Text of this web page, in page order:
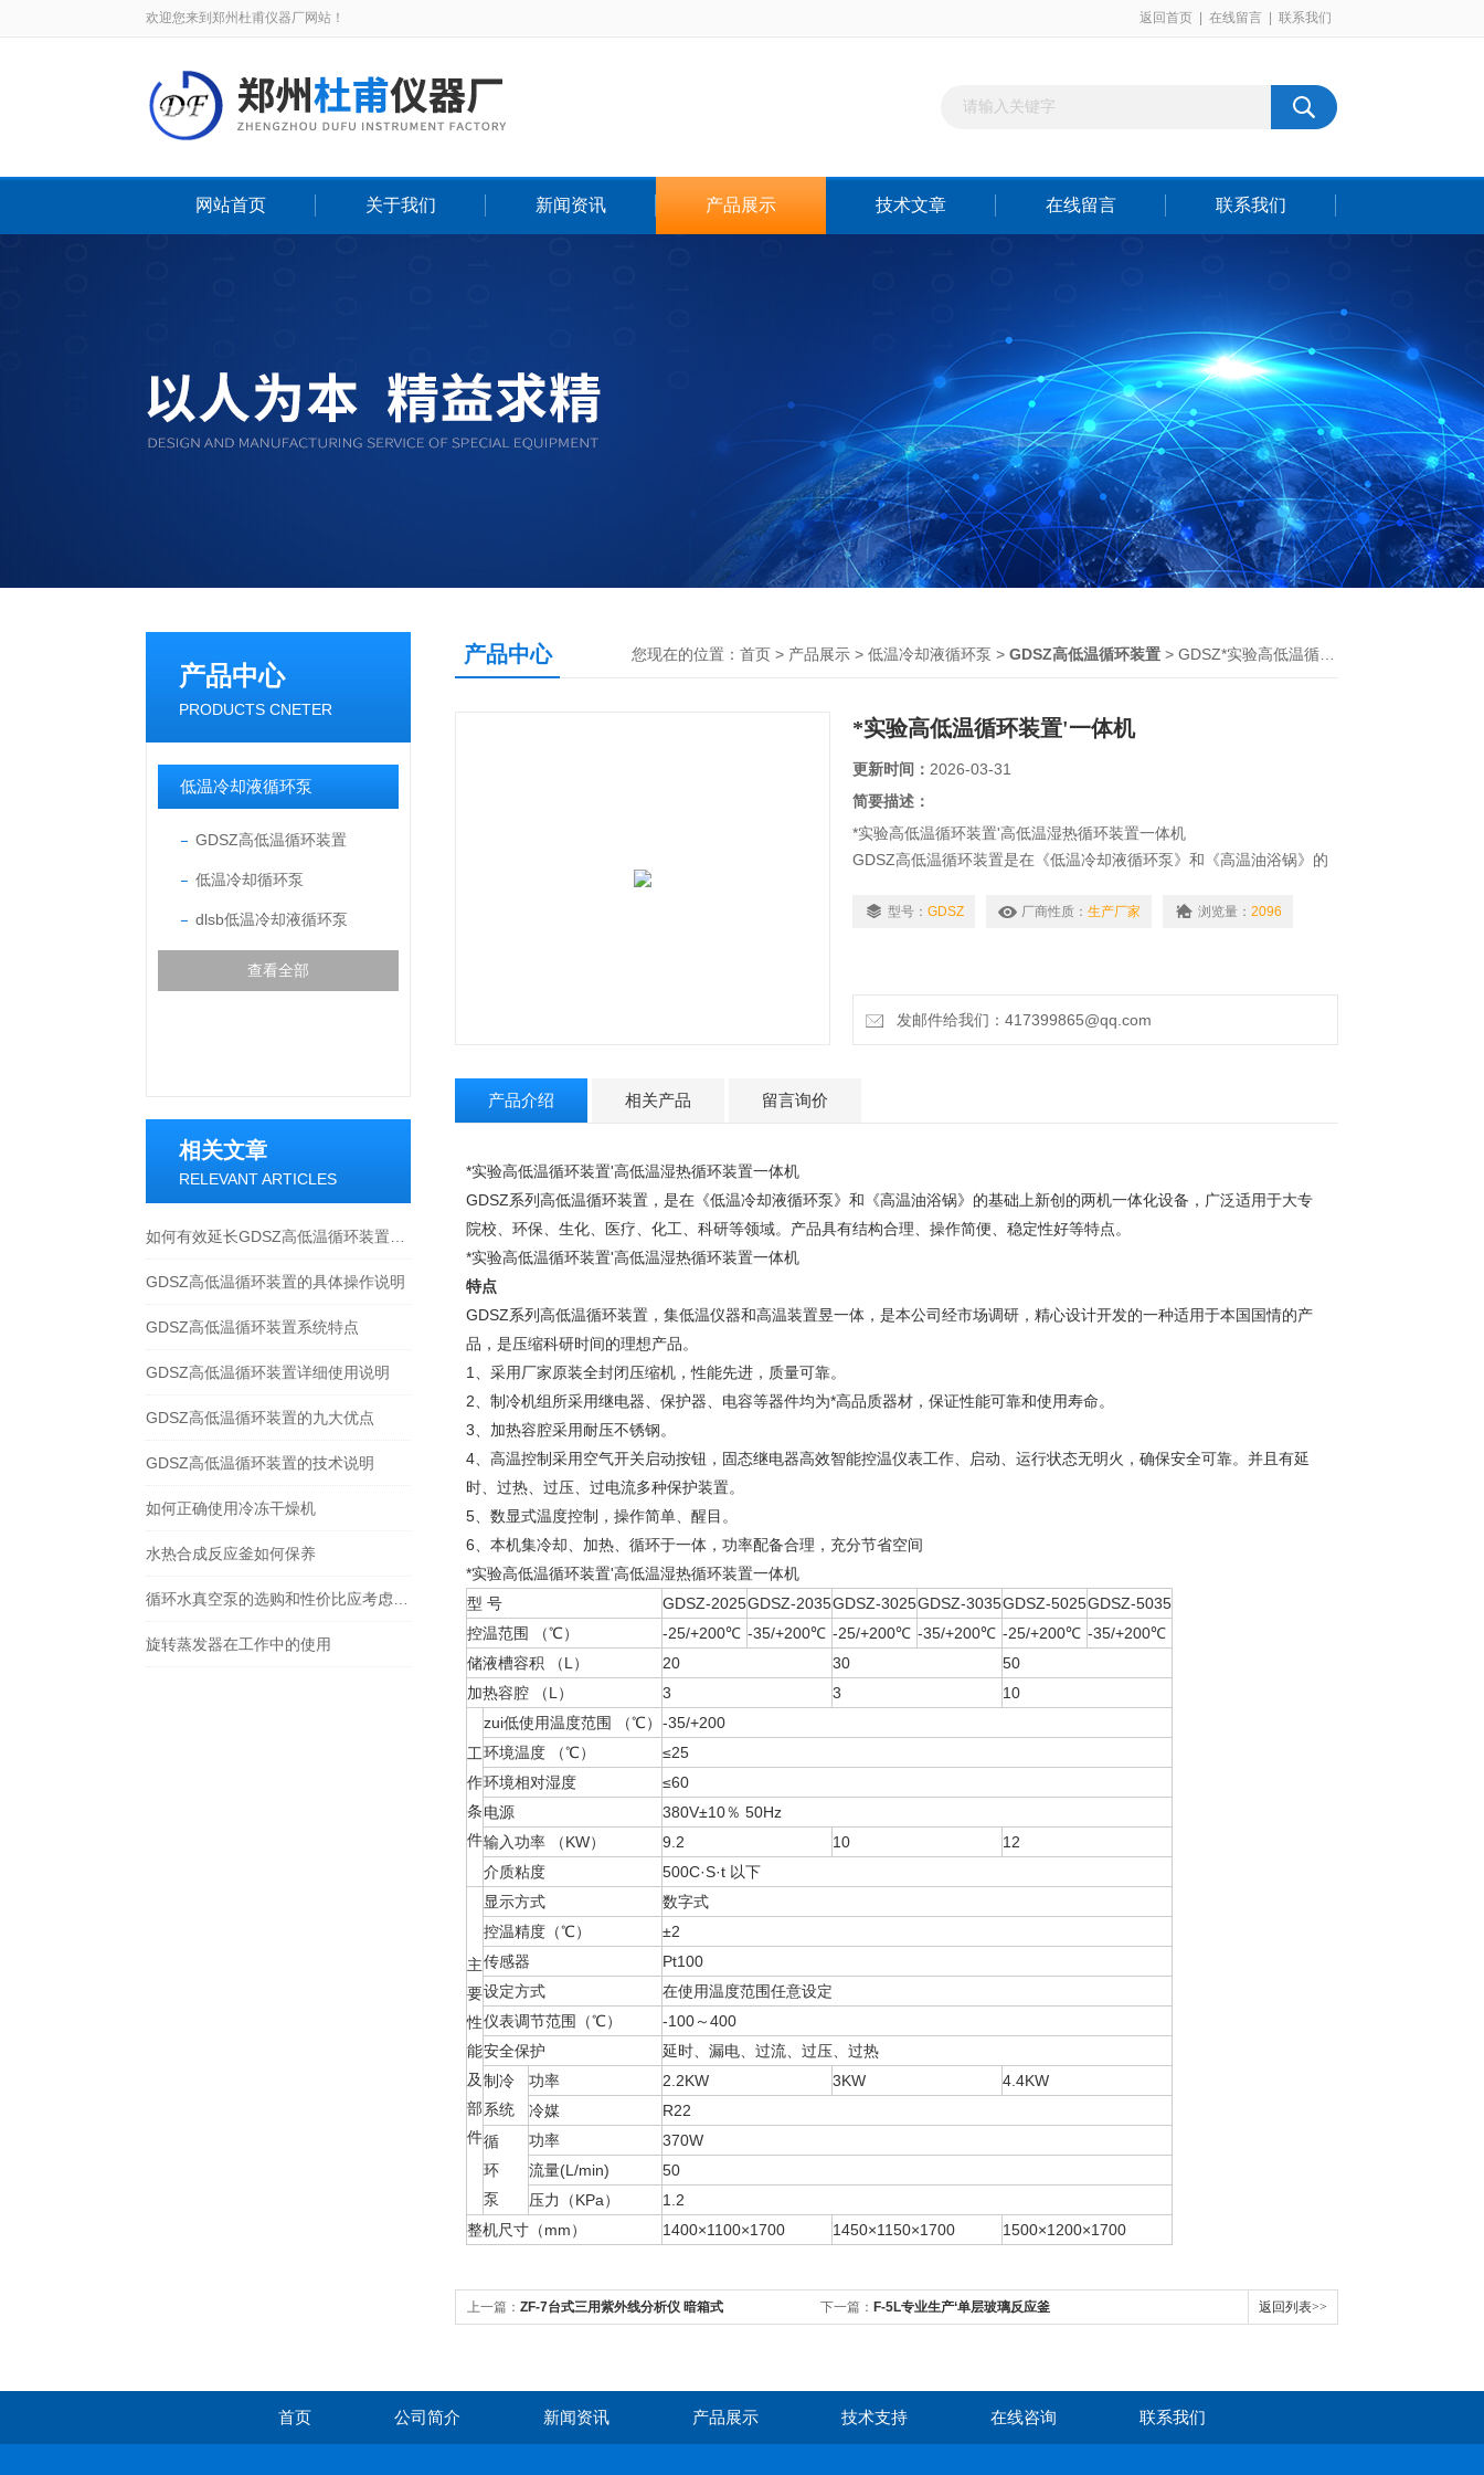
欢迎您来到郑州杜甫仪器厂网站！ 返回首页 在线留言 联系我们
网站首页 关于我们 新闻资讯 产品展示 技术文章 在线留言 联系我们
产品中心
PRODUCTS CNETER
低温冷却液循环泵
GDSZ高低温循环装置
低温冷却循环泵
dlsb低温冷却液循环泵
查看全部
相关文章
RELEVANT ARTICLES
GDSZ高低温循环装置的具体操作说明
GDSZ高低温循环装置系统特点
GDSZ高低温循环装置详细使用说明
GDSZ高低温循环装置的九大优点
GDSZ高低温循环装置的技术说明
如何正确使用冷冻干燥机
水热合成反应釜如何保养
旋转蒸发器在工作中的使用
产品中心 您现在的位置： 首页 > 产品展示 > 低温冷却液循环泵 > GDSZ高低温循环装置 > GDSZ*实验高低温循环装置'一体机
*实验高低温循环装置'一体机
更新时间： 2026-03-31
简要描述：
*实验高低温循环装置'高低温湿热循环装置一体机
GDSZ高低温循环装置是在《低温冷却液循环泵》和《高温油浴锅》的
疗、化工、科研等领域。产品具有结构合理、操作简便、稳定性好等特
型号： GDSZ 厂商性质： 生产厂家 浏览量： 2096
发邮件给我们：417399865@qq.com
产品介绍 相关产品 留言询价
*实验高低温循环装置'高低温湿热循环装置一体机
GDSZ系列高低温循环装置，是在《低温冷却液循环泵》和《高温油浴锅》的基础上新创的两机一体化设备，广泛适用于大专
院校、环保、生化、医疗、化工、科研等领域。产品具有结构合理、操作简便、稳定性好等特点。
*实验高低温循环装置'高低温湿热循环装置一体机
特点
GDSZ系列高低温循环装置，集低温仪器和高温装置昱一体，是本公司经市场调研，精心设计开发的一种适用于本国国情的产
品，是压缩科研时间的理想产品。
1、采用厂家原装全封闭压缩机，性能先进，质量可靠。
2、制冷机组所采用继电器、保护器、电容等器件均为*高品质器材，保证性能可靠和使用寿命。
3、加热容腔采用耐压不锈钢。
4、高温控制采用空气开关启动按钮，固态继电器高效智能控温仪表工作、启动、运行状态无明火，确保安全可靠。并且有延
时、过热、过压、过电流多种保护装置。
5、数显式温度控制，操作简单、醒目。
6、本机集冷却、加热、循环于一体，功率配备合理，充分节省空间
*实验高低温循环装置'高低温湿热循环装置一体机
型 号
GDSZ-2025GDSZ-2035GDSZ-3025GDSZ-3035GDSZ-5025GDSZ-5035
控温范围 （℃）
-25/+200℃ -35/+200℃ -25/+200℃ -35/+200℃ -25/+200℃ -35/+200℃
储液槽容积 （L）
20 30
50
加热容腔 （L）
3 3 10
工
作
条
件
zui低使用温度范围 （℃） -35/+200
环境温度 （℃）
≤25
环境相对湿度
≤60
电源
380V±10％ 50Hz
输入功率 （KW）
9.2 10
12
介质粘度
500C·S·t 以下
主
要
性
能
及
部
件
显示方式
数字式
控温精度（℃）
±2
传感器
Pt100
设定方式
在使用温度范围任意设定
仪表调节范围（℃）
-100～400
安全保护
延时、漏电、过流、过压、过热
制冷
系统
功率 2.2KW 3KW
4.4KW
冷媒
R22
循
环
泵
功率
370W
流量(L/min)
50
压力（KPa）
1.2
整机尺寸（mm）
1400×1100×1700 1450×1150×1700 1500×1200×1700
上一篇： ZF-7台式三用紫外线分析仪 暗箱式 下一篇： F-5L专业生产‘单层玻璃反应釜 返回列表>>
首页 公司简介 新闻资讯 产品展示 技术支持 在线咨询 联系我们